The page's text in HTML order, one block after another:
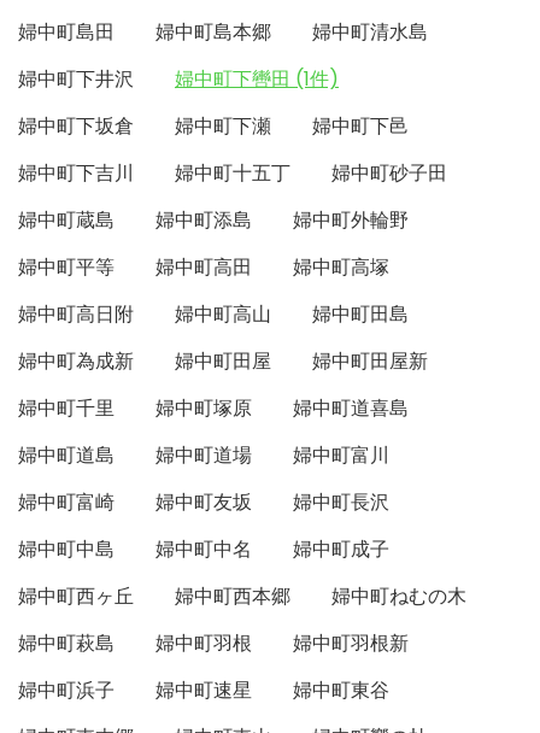
婦中町島田
婦中町島本郷
婦中町清水島
婦中町下井沢
婦中町下轡田 (1件)
婦中町下坂倉
婦中町下瀬
婦中町下邑
婦中町下吉川
婦中町十五丁
婦中町砂子田
婦中町蔵島
婦中町添島
婦中町外輪野
婦中町平等
婦中町高田
婦中町高塚
婦中町高日附
婦中町高山
婦中町田島
婦中町為成新
婦中町田屋
婦中町田屋新
婦中町千里
婦中町塚原
婦中町道喜島
婦中町道島
婦中町道場
婦中町富川
婦中町富崎
婦中町友坂
婦中町長沢
婦中町中島
婦中町中名
婦中町成子
婦中町西ヶ丘
婦中町西本郷
婦中町ねむの木
婦中町萩島
婦中町羽根
婦中町羽根新
婦中町浜子
婦中町速星
婦中町東谷